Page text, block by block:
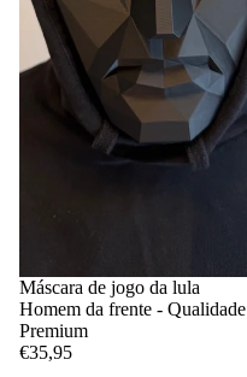
Máscara de jogo da lula
Homem da frente - Qualidade
Premium
€35,95